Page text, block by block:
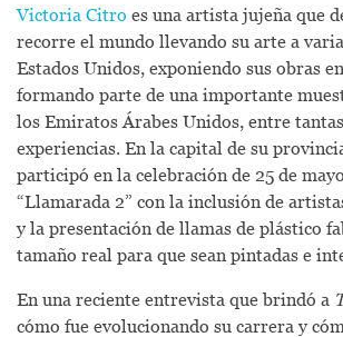
Victoria Citro es una artista jujeña que
recorre el mundo llevando su arte a
Estados Unidos, exponiendo sus obras
formando parte de una importante
los Emiratos Árabes Unidos, entre
experiencias. En la capital de su
participó en la celebración de 25 de
“Llamarada 2” con la inclusión de
y la presentación de llamas de plástico
tamaño real para que sean pintadas e
En una reciente entrevista que brindó a
cómo fue evolucionando su carrera y